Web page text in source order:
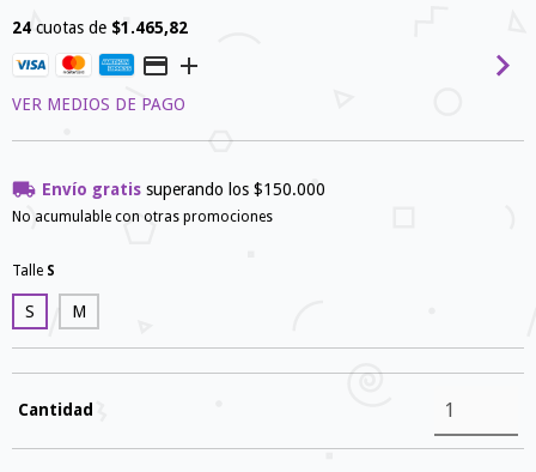
24 cuotas de $1.465,82
VER MEDIOS DE PAGO
Envío gratis superando los $150.000
No acumulable con otras promociones
Talle S
S M
Cantidad